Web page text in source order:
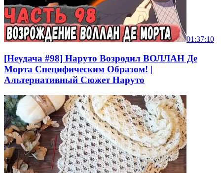
01:37:10
[Неудача #98] Наруто Возродил ВОЛЛАН Де
Морта Специфическим Образом! |
Альтернативный Сюжет Наруто